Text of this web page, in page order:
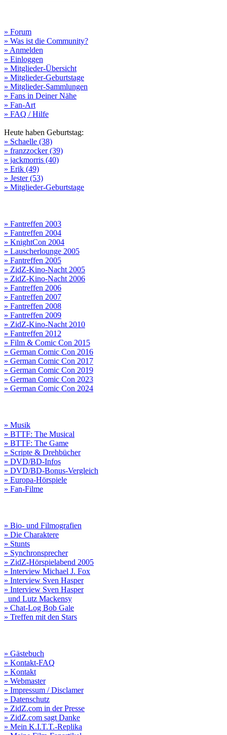
» Forum
» Was ist die Community?
» Anmelden
» Einloggen
» Mitglieder-Übersicht
» Mitglieder-Geburtstage
» Mitglieder-Sammlungen
» Fans in Deiner Nähe
» Fan-Art
» FAQ / Hilfe
Heute haben Geburtstag:
» Schaelle (38)
» franzzocker (39)
» jackmorris (40)
» Erik (49)
» Jester (53)
» Mitglieder-Geburtstage
» Fantreffen 2003
» Fantreffen 2004
» KnightCon 2004
» Lauscherlounge 2005
» Fantreffen 2005
» ZidZ-Kino-Nacht 2005
» ZidZ-Kino-Nacht 2006
» Fantreffen 2006
» Fantreffen 2007
» Fantreffen 2008
» Fantreffen 2009
» ZidZ-Kino-Nacht 2010
» Fantreffen 2012
» Film & Comic Con 2015
» German Comic Con 2016
» German Comic Con 2017
» German Comic Con 2019
» German Comic Con 2023
» German Comic Con 2024
» Musik
» BTTF: The Musical
» BTTF: The Game
» Scripte & Drehbücher
» DVD/BD-Infos
» DVD/BD-Bonus-Vergleich
» Europa-Hörspiele
» Fan-Filme
» Bio- und Filmografien
» Die Charaktere
» Stunts
» Synchronsprecher
» ZidZ-Hörspielabend 2005
» Interview Michael J. Fox
» Interview Sven Hasper
» Interview Sven Hasper
und Lutz Mackensy
» Chat-Log Bob Gale
» Treffen mit den Stars
» Gästebuch
» Kontakt-FAQ
» Kontakt
» Webmaster
» Impressum / Disclamer
» Datenschutz
» ZidZ.com in der Presse
» ZidZ.com sagt Danke
» Mein K.I.T.T.-Replika